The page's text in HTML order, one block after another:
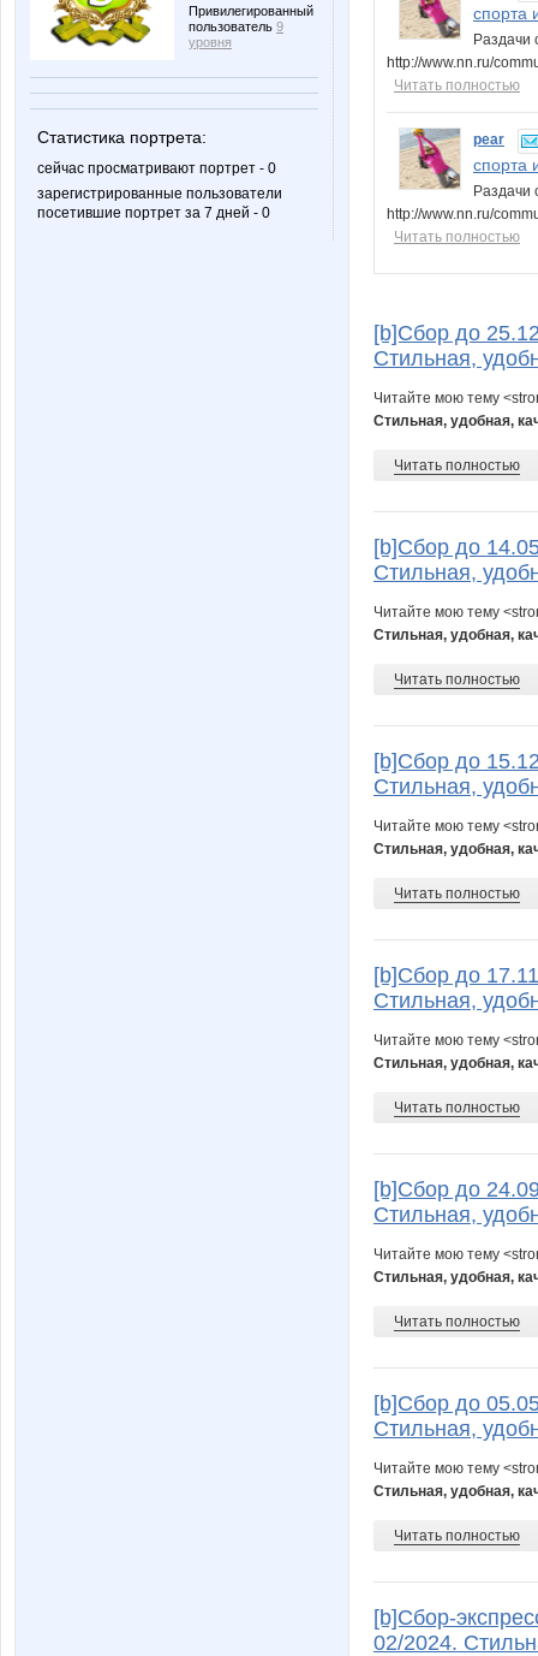
Привилегированный
пользователь 9
уровня
Статистика портрета:
сейчас просматривают портрет - 0
зарегистрированные пользователи
посетившие портрет за 7 дней - 0
спорта
Раздачи
http://www.nn.ru/
Читать полностью
pear
спорта
Раздачи
http://www.nn.ru/
Читать полностью
[b]Cбор до
Стильная,
Читайте мою тему
Стильная, удобная,
Читать полностью
[b]Cбор до
Стильная,
Читайте мою тему
Стильная, удобная,
Читать полностью
[b]Cбор до
Стильная,
Читайте мою тему
Стильная, удобная,
Читать полностью
[b]Cбор до
Стильная,
Читайте мою тему
Стильная, удобная,
Читать полностью
[b]Cбор до
Стильная,
Читайте мою тему
Стильная, удобная,
Читать полностью
[b]Cбор до
Стильная,
Читайте мою тему
Стильная, удобная,
Читать полностью
[b]Cбор-
02/2024.